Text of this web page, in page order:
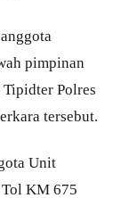
pimpinan
Polres
tersebut.
Unit
KM 675